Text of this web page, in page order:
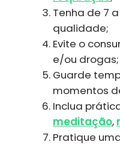
Tenha de 7
qualidade;
Evite o
e/ou drogas;
Guarde
momentos
Inclua
meditação,
Pratique